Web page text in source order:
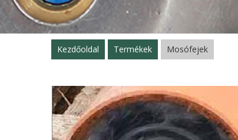
Kezdőoldal Termékek Mosófejek